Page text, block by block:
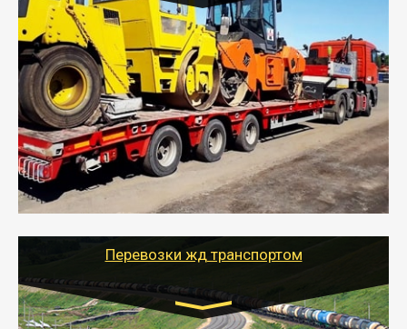
Цена за км. Рассчитывается
индивидуально
- Перевозка спецтехники (трактора, экскаватора,
комбайна) осуществляется тралом и требует
получения разрешения для следования по
выбранному маршруту.
- Тайгер Логистик поможет доставить спецтехнику в
любой город России с учетом особенностей дороги,
выбрав оптимальный способ и вид трала
(модульный, раздвижной, с низкорамной площадкой
Перевозки жд транспортом